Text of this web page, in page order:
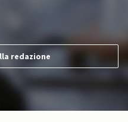
redazione